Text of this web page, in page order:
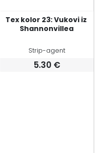
Tex kolor 23: Vukovi iz
Shannonvillea
Strip-agent
5.30 €